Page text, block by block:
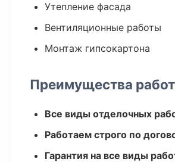
Утепление фасада
Вентиляционные работы
Монтаж гипсокартона
Преимущества
Все виды отделочных
Работаем строго по
Гарантия на все виды